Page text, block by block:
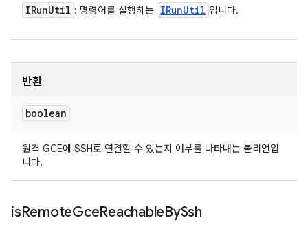
IRunUtil : 명령어를 실행하는 IRunUtil 입니다.
반환
boolean
원격 GCE에 SSH로 연결할 수 있는지 여부를 나타내는 불리언입
니다.
isRemoteGceReachableBySsh